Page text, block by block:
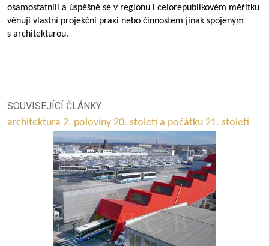
osamostatnili a úspěšně se v regionu i celorepublikovém měřítku
věnují vlastní projekční praxi nebo činnostem jinak spojeným
s architekturou.
SOUVISEJÍCÍ ČLÁNKY:
architektura 2. poloviny 20. století a počátku 21. století